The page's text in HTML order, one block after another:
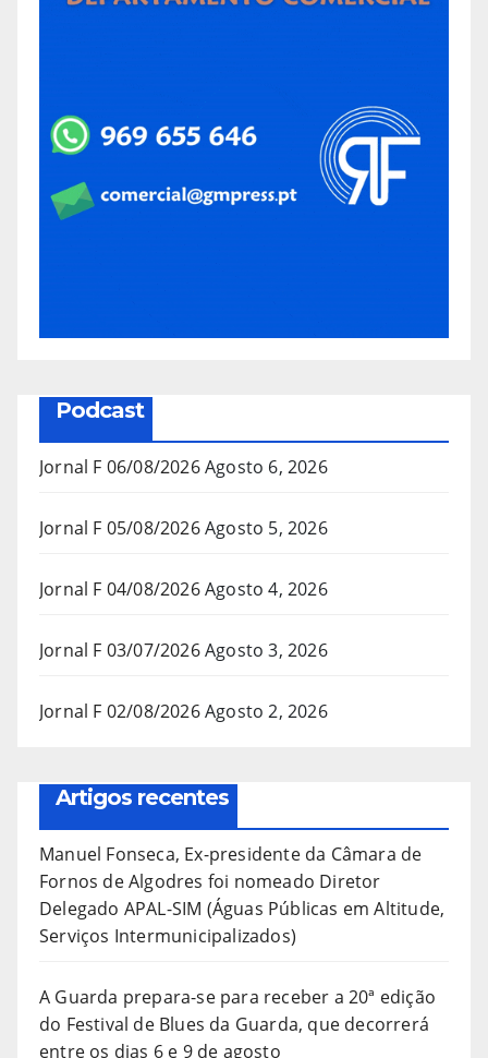
Podcast
Jornal F 06/08/2026Agosto 6, 2026
Jornal F 05/08/2026Agosto 5, 2026
Jornal F 04/08/2026Agosto 4, 2026
Jornal F 03/07/2026Agosto 3, 2026
Jornal F 02/08/2026Agosto 2, 2026
Artigos recentes
Manuel Fonseca, Ex-presidente da Câmara de
Fornos de Algodres foi nomeado Diretor
Delegado APAL-SIM (Águas Públicas em Altitude,
Serviços Intermunicipalizados)
A Guarda prepara-se para receber a 20ª edição
do Festival de Blues da Guarda, que decorrerá
entre os dias 6 e 9 de agosto